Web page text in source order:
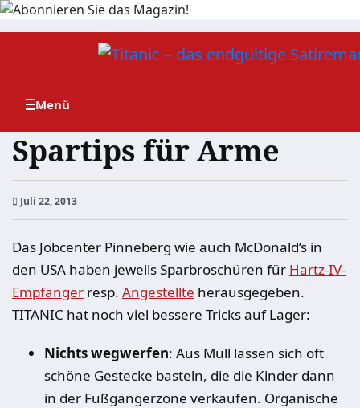
Zum
Spartips für Arme
Juli 22, 2013
Das Jobcenter Pinneberg wie auch McDonald’s in
den USA haben jeweils Sparbroschüren für Hartz-IV-
Empfänger resp. Angestellte herausgegeben.
TITANIC hat noch viel bessere Tricks auf Lager:
Nichts wegwerfen: Aus Müll lassen sich oft
schöne Gestecke basteln, die die Kinder dann
in der Fußgängerzone verkaufen. Organische